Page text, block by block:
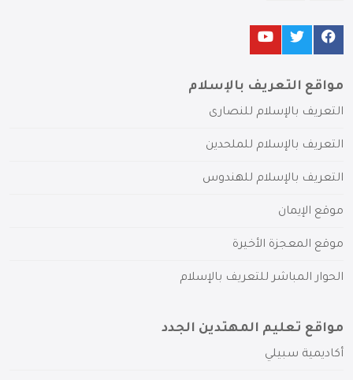
مواقع التعريف بالإسلام
التعريف بالإسلام للنصارى
التعريف بالإسلام للملحدين
التعريف بالإسلام للهندوس
موقع الإيمان
موقع المعجزة الأخيرة
الحوار المباشر للتعريف بالإسلام
مواقع تعليم المهتدين الجدد
أكاديمية سبيلي